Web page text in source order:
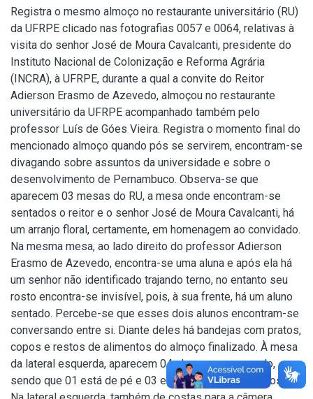
Registra o mesmo almoço no restaurante universitário (RU)
da UFRPE clicado nas fotografias 0057 e 0064, relativas à
visita do senhor José de Moura Cavalcanti, presidente do
Instituto Nacional de Colonização e Reforma Agrária
(INCRA), à UFRPE, durante a qual a convite do Reitor
Adierson Erasmo de Azevedo, almoçou no restaurante
universitário da UFRPE acompanhado também pelo
professor Luís de Góes Vieira. Registra o momento final do
mencionado almoço quando pós se servirem, encontram-se
divagando sobre assuntos da universidade e sobre o
desenvolvimento de Pernambuco. Observa-se que
aparecem 03 mesas do RU, a mesa onde encontram-se
sentados o reitor e o senhor José de Moura Cavalcanti, há
um arranjo floral, certamente, em homenagem ao convidado.
Na mesma mesa, ao lado direito do professor Adierson
Erasmo de Azevedo, encontra-se uma aluna e após ela há
um senhor não identificado trajando terno, no entanto seu
rosto encontra-se invisível, pois, à sua frente, há um aluno
sentado. Percebe-se que esses dois alunos encontram-se
conversando entre si. Diante deles há bandejas com pratos,
copos e restos de alimentos do almoço finalizado. À mesa
da lateral esquerda, aparecem 04 alunos conversando,
sendo que 01 está de pé e 03 estão sentados e de costas.